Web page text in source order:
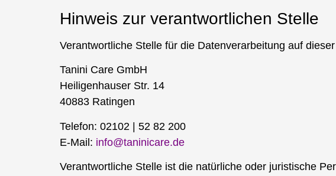
Hinweis zur verantwortlichen Stelle
Verantwortliche Stelle für die Datenverarbeitung auf
Tanini Care GmbH
Heiligenhauser Str. 14
40883 Ratingen
Telefon: 02102 | 52 82 200
E-Mail: info@taninicare.de
Verantwortliche Stelle ist die natürliche oder juristische